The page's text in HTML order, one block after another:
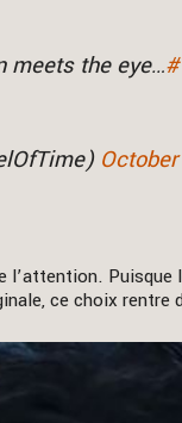
meets the eye…
Puisque
ce choix